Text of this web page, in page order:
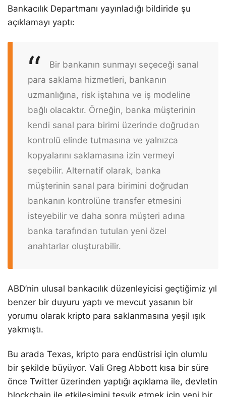
Bankacılık Departmanı yayınladığı bildiride şu
açıklamayı yaptı:
Bir bankanın sunmayı seçeceği sanal
para saklama hizmetleri, bankanın
uzmanlığına, risk iştahına ve iş modeline
bağlı olacaktır. Örneğin, banka müşterinin
kendi sanal para birimi üzerinde doğrudan
kontrolü elinde tutmasına ve yalnızca
kopyalarını saklamasına izin vermeyi
seçebilir. Alternatif olarak, banka
müşterinin sanal para birimini doğrudan
bankanın kontrolüne transfer etmesini
isteyebilir ve daha sonra müşteri adına
banka tarafından tutulan yeni özel
anahtarlar oluşturabilir.
ABD’nin ulusal bankacılık düzenleyicisi geçtiğimiz yıl
benzer bir duyuru yaptı ve mevcut yasanın bir
yorumu olarak kripto para saklanmasına yeşil ışık
yakmıştı.
Bu arada Texas, kripto para endüstrisi için olumlu
bir şekilde büyüyor. Vali Greg Abbott kısa bir süre
önce Twitter üzerinden yaptığı açıklama ile, devletin
blockchain ile etkileşimini teşvik etmek için yeni bir